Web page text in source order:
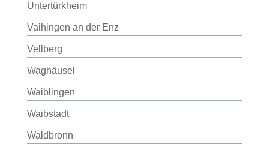
Untertürkheim
Vaihingen an der Enz
Vellberg
Waghäusel
Waiblingen
Waibstadt
Waldbronn